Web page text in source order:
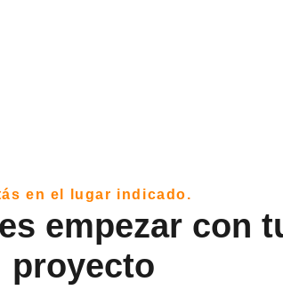
en el lugar indicado.
empezar con
proyecto